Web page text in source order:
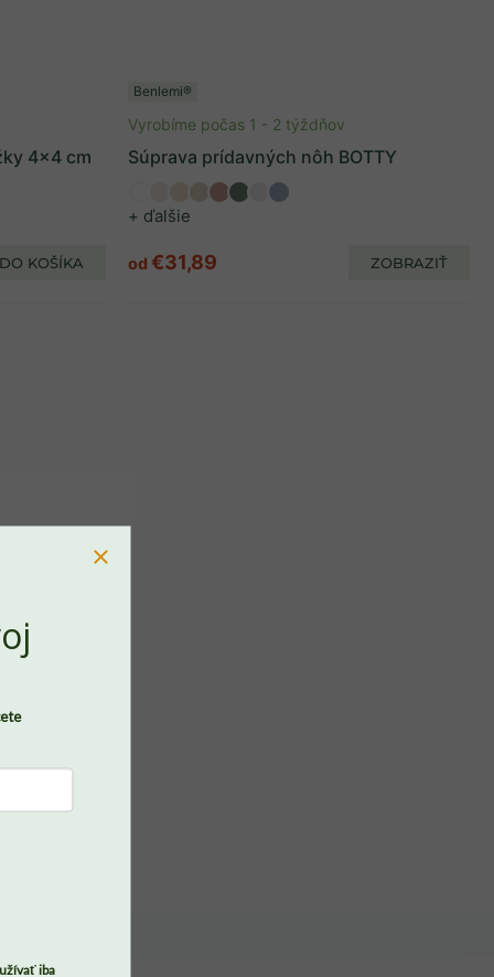
4x4 cm
DO KOŠÍKA
Benlemi®
Súprava prídavných nôh BOTTY
+ ďalšie
Vyrobíme počas 1 - 2 týždňov
od €31,89 ZOBRAZIŤ
iba